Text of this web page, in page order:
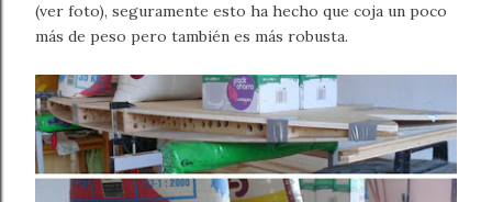
(ver foto), seguramente esto ha hecho que coja un poco
más de peso pero también es más robusta.